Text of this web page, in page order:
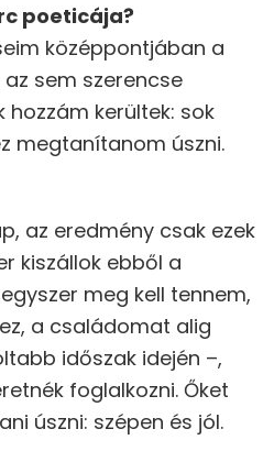
poeticája?
középpontjában a
sem szerencse
hozzám kerültek: sok
megtanítanom úszni.
az eredmény csak ezek
kiszállok ebből a
meg kell tennem,
a családomat alig
időszak idején –,
foglalkozni. Őket
úszni: szépen és jól.